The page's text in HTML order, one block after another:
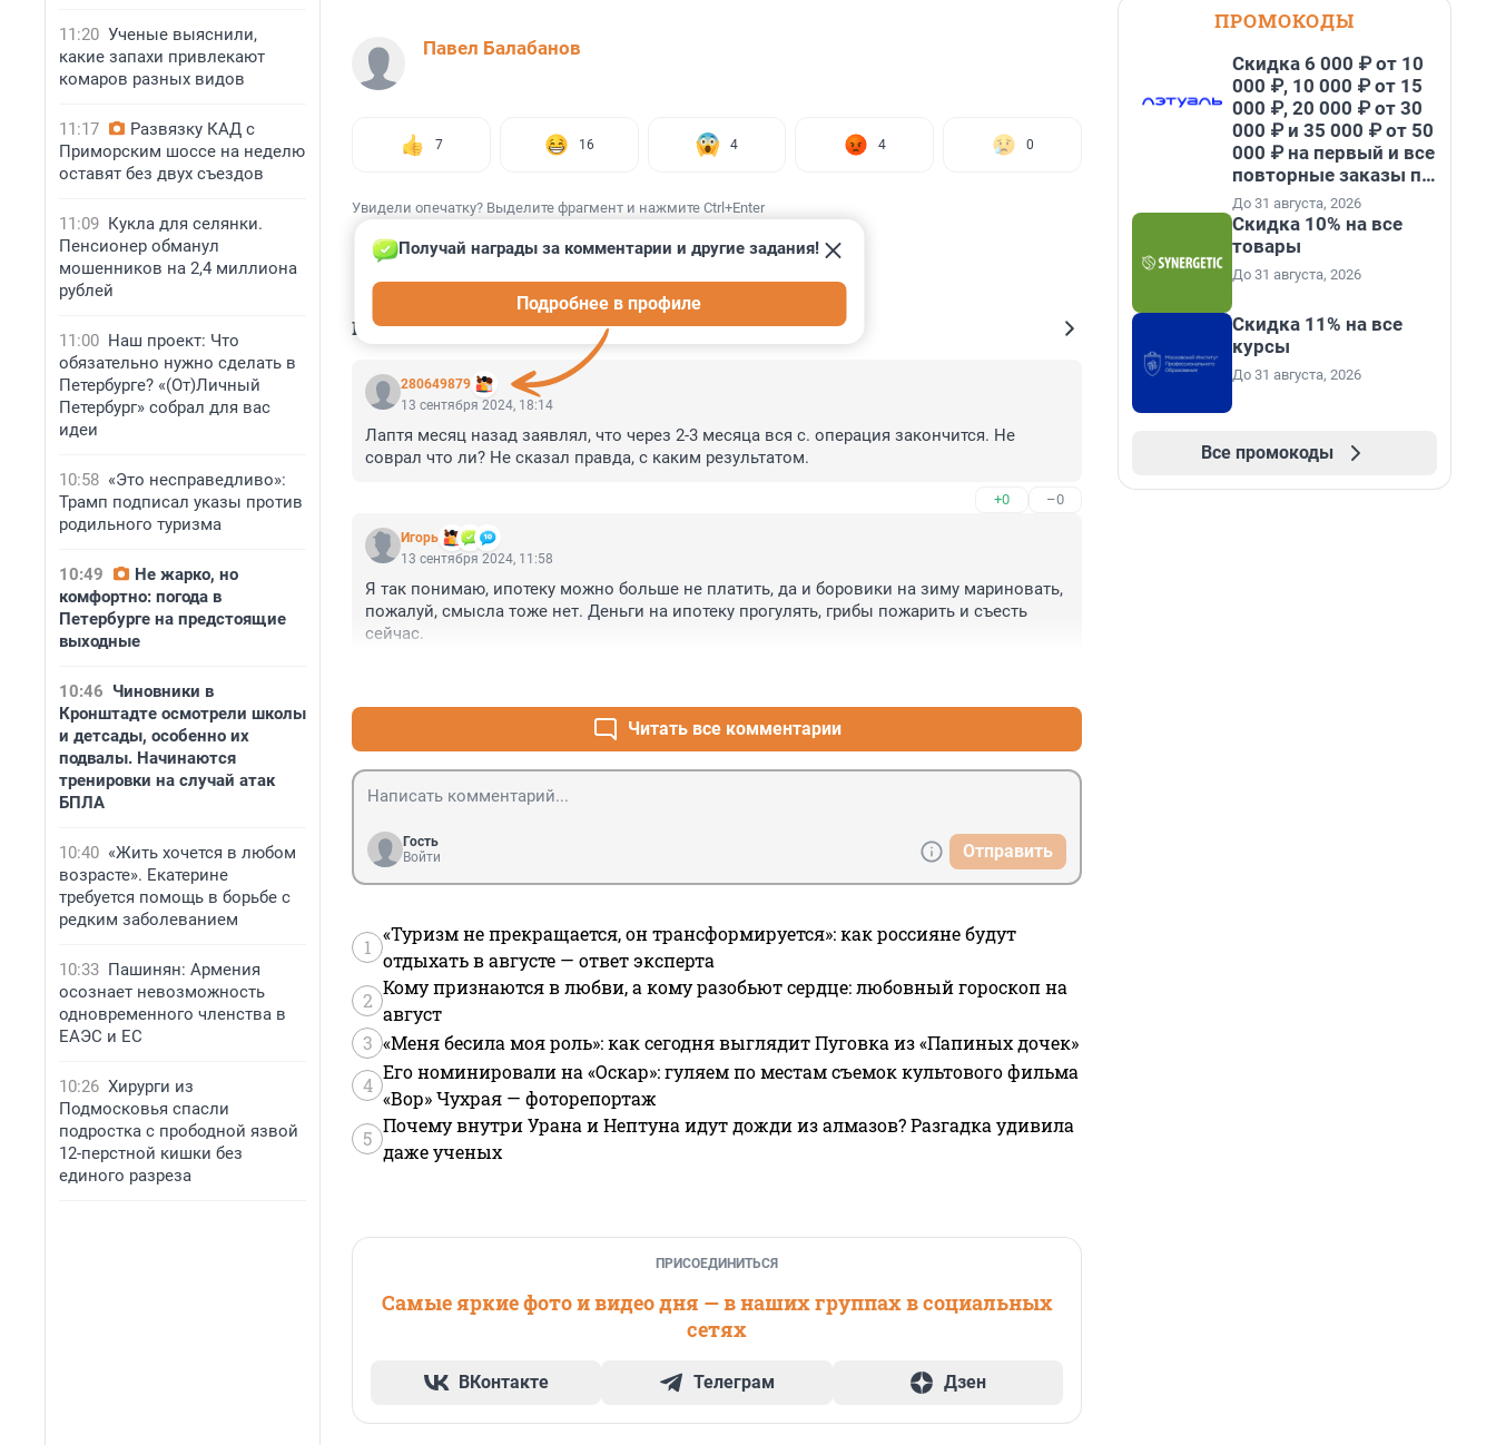
11:20 Ученые выяснили,
какие запахи привлекают
комаров разных видов
11:17
Развязку КАД с
Приморским шоссе на неделю
оставят без двух съездов
11:09 Кукла для селянки.
Пенсионер обманул
мошенников на 2,4 миллиона
рублей
11:00 Наш проект: Что
обязательно нужно сделать в
Петербурге? «(От)Личный
Петербург» собрал для вас
идеи
10:58 «Это несправедливо»:
Трамп подписал указы против
родильного туризма
10:49
Не жарко, но
комфортно: погода в
Петербурге на предстоящие
выходные
10:46 Чиновники в
Кронштадте осмотрели школы
и детсады, особенно их
подвалы. Начинаются
тренировки на случай атак
БПЛА
10:40 «Жить хочется в любом
возрасте». Екатерине
требуется помощь в борьбе с
редким заболеванием
10:33 Пашинян: Армения
осознает невозможность
одновременного членства в
ЕАЭС и ЕС
10:26 Хирурги из
Подмосковья спасли
подростка с прободной язвой
12-перстной кишки без
единого разреза
Павел Балабанов
7 16 4 4 0
Увидели опечатку? Выделите фрагмент и нажмите Ctrl+Enter
КОММЕНТАРИИ 80
280649879
Получай награды за комментарии и другие задания!
Подробнее в профиле
13 сентября 2024, 18:14
Лаптя месяц назад заявлял, что через 2-3 месяца вся с. операция закончится. Не
соврал что ли? Не сказал правда, с каким результатом.
+0 –0
Игoрь
13 сентября 2024, 11:58
Я так понимаю, ипотеку можно больше не платить, да и боровики на зиму мариновать,
пожалуй, смысла тоже нет. Деньги на ипотеку прогулять, грибы пожарить и съесть
сейчас.
Читать все комментарии
Гость
Войти
Отправить
1
«Туризм не прекращается, он трансформируется»: как россияне будут
отдыхать в августе — ответ эксперта
2
Кому признаются в любви, а кому разобьют сердце: любовный гороскоп на
август
3 «Меня бесила моя роль»: как сегодня выглядит Пуговка из «Папиных дочек»
4
Его номинировали на «Оскар»: гуляем по местам съемок культового фильма
«Вор» Чухрая — фоторепортаж
5
Почему внутри Урана и Нептуна идут дожди из алмазов? Разгадка удивила
даже ученых
ПРИСОЕДИНИТЬСЯ
Самые яркие фото и видео дня — в наших группах в социальных
сетях
ВКонтакте Телеграм Дзен
ПРОМОКОДЫ
Скидка 6 000 ₽ от 10
000 ₽, 10 000 ₽ от 15
000 ₽, 20 000 ₽ от 30
000 ₽ и 35 000 ₽ от 50
000 ₽ на первый и все
повторные заказы по
промокоду НАБЕРИ
До 31 августа, 2026
Скидка 10% на все
товары
До 31 августа, 2026
Скидка 11% на все
курсы
До 31 августа, 2026
Все промокоды